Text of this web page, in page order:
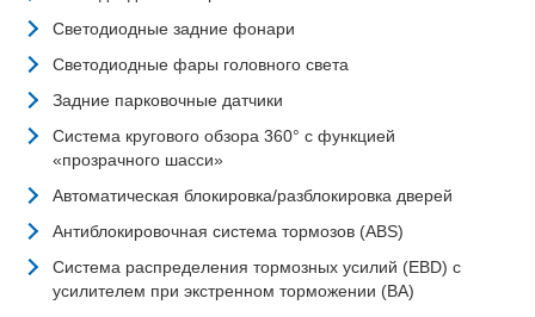
Светодиодные задние фонари
Светодиодные фары головного света
Задние парковочные датчики
Система кругового обзора 360° с функцией
«прозрачного шасси»
Автоматическая блокировка/разблокировка дверей
Антиблокировочная система тормозов (ABS)
Система распределения тормозных усилий (EBD) с
усилителем при экстренном торможении (BA)